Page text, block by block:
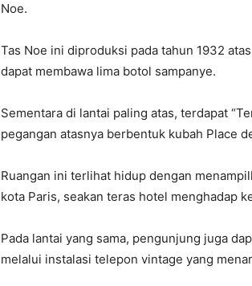
Noe.
Tas Noe ini diproduksi pada tahun 1932
dapat membawa lima botol sampanye.
Sementara di lantai paling atas, terdapat
pegangan atasnya berbentuk kubah Place
Ruangan ini terlihat hidup dengan
kota Paris, seakan teras hotel menghadap
Pada lantai yang sama, pengunjung juga
melalui instalasi telepon vintage yang